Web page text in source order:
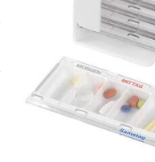
Schnäppchen
Körperpflege & Kosmetik
Liebe & Erotik